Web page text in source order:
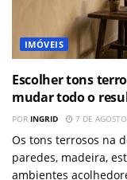
IMÓVEIS
Escolher tons
mudar todo o
POR INGRID 7 DE
Os tons terrosos na
paredes, madeira,
ambientes